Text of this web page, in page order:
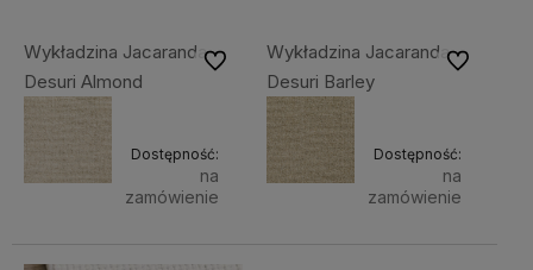
Wykładzina Jacaranda
Desuri Almond
Dostępność:
na
zamówienie
Do ulubionychWykładzina Jacaranda
Desuri Barley
Dostępność:
na
zamówienie
Do